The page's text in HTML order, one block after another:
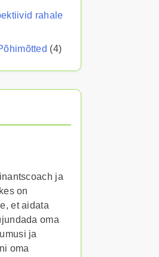
rahale
(4)
ja
on
et aidata
oma
ja
oma